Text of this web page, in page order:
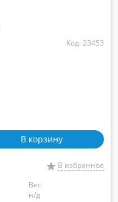
Код: 23453
В корзину
В избранное
Вес
н/д